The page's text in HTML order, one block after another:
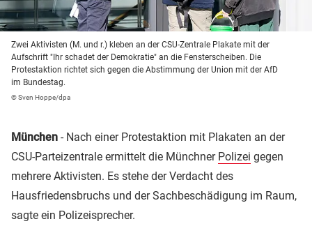
Zwei Aktivisten (M. und r.) kleben an der CSU-Zentrale Plakate mit der
Aufschrift "Ihr schadet der Demokratie" an die Fensterscheiben. Die
Protestaktion richtet sich gegen die Abstimmung der Union mit der AfD
im Bundestag.
© Sven Hoppe/dpa
München - Nach einer Protestaktion mit Plakaten an der
CSU-Parteizentrale ermittelt die Münchner Polizei gegen
mehrere Aktivisten. Es stehe der Verdacht des
Hausfriedensbruchs und der Sachbeschädigung im Raum,
sagte ein Polizeisprecher.